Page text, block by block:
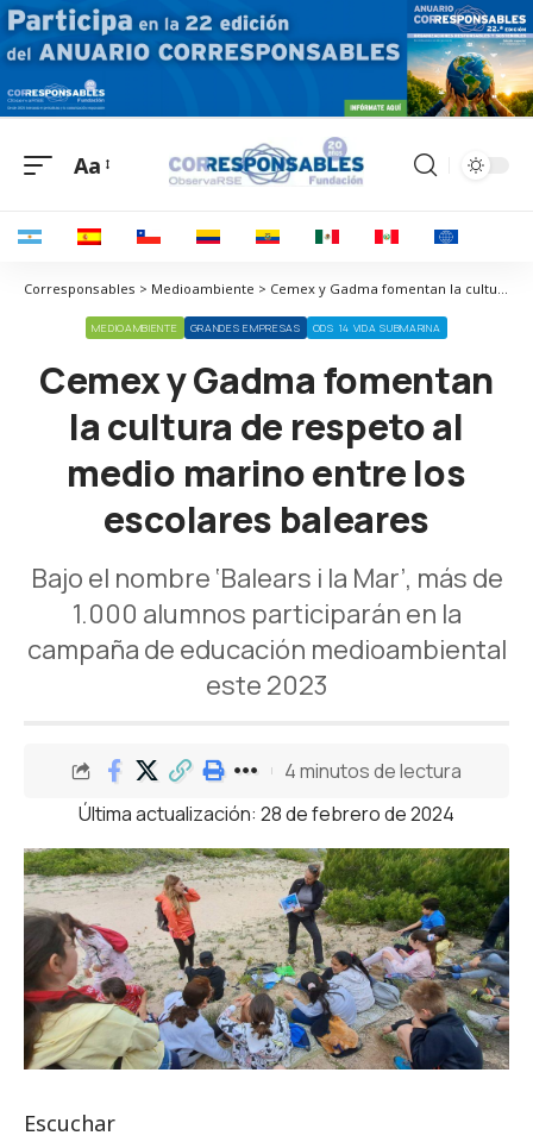
Aa
Corresponsables > Medioambiente > Cemex y Gadma fomentan la cultura de respeto al medio marino entre los escolares baleares
MEDIOAMBIENTE GRANDES EMPRESAS ODS 14 VIDA SUBMARINA
Cemex y Gadma fomentan
la cultura de respeto al
medio marino entre los
escolares baleares
Bajo el nombre ‘Balears i la Mar’, más de
1.000 alumnos participarán en la
campaña de educación medioambiental
este 2023
Última actualización: 28 de febrero de 2024
4 minutos de lectura
Escuchar